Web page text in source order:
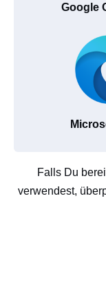
Google
Falls Du
verwendest,